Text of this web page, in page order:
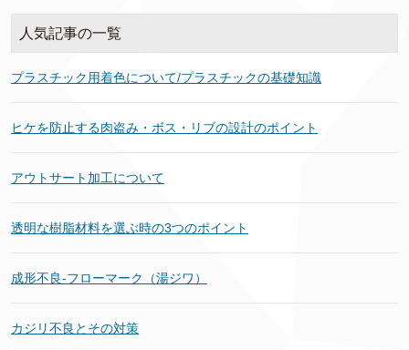
人気記事の一覧
プラスチック用着色について/プラスチックの基礎知識
ヒケを防止する肉盗み・ボス・リブの設計のポイント
アウトサート加工について
透明な樹脂材料を選ぶ時の3つのポイント
成形不良‐フローマーク（湯ジワ）
カジリ不良とその対策